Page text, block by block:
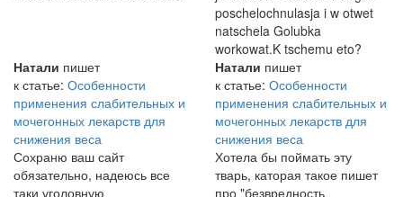
poschelochnulasja i w otwet
natschela Golubka
workowat.K tschemu eto?
Натали пишет
к статье: Особенности
применения слабительных и
мочегонных лекарств для
снижения веса
Сохраню ваш сайт
обязательно, надеюсь все
таки уголовную
Натали пишет
к статье: Особенности
применения слабительных и
мочегонных лекарств для
снижения веса
Хотела бы поймать эту
тварь, каторая такое пишет
про "безвредность